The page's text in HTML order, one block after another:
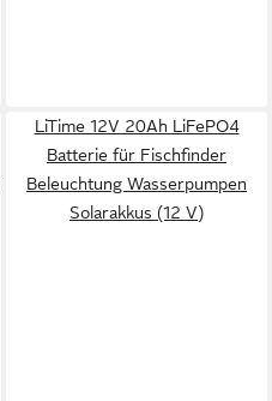
LiTime 12V 20Ah LiFePO4
Batterie für Fischfinder
Beleuchtung Wasserpumpen
Solarakkus (12 V)